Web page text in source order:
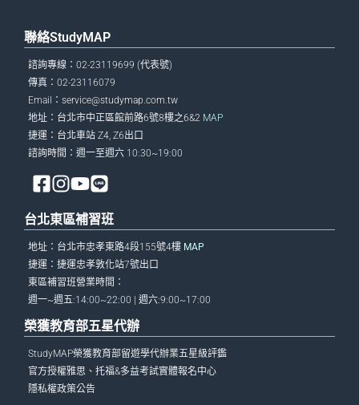
聯絡StudyMAP
諮詢專線：02-23119699 (代表號)
傳真：02-23116079
Email： service@studymap.com.tw
地址：台北市中正區館前路6號8樓之6&2 MAP
捷運：台北車站 Z4, Z6出口
諮詢時間：週一至週六 10:30~19:00
台北東區補習班
地址：台北市忠孝東路4段155號4樓 MAP
捷運：捷運忠孝敦化站7號出口
東區補習班營業時間：
週一~週五:14:00~22:00 | 週六:9:00~17:00
榮獲教育部五星代辦
StudyMAP榮獲教育部留遊學代辦業五星級評鑑
官方授權雅思、托福&多益考試實體報名中心
隱私權政策公告